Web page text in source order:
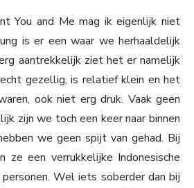
You and Me mag ik eigenlijk niet
is er een waar we herhaaldelijk
aantrekkelijk ziet het er namelijk
gezellig, is relatief klein en het
ook niet erg druk. Vaak geen
zijn we toch een keer naar binnen
we geen spijt van gehad. Bij
ze een verrukkelijke Indonesische
Wel iets soberder dan bij